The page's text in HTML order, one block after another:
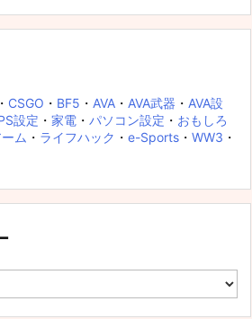
・ CSGO ・ BF5 ・ AVA ・ AVA武器 ・ AVA設
設定 ・ 家電 ・ パソコン設定 ・ おもしろ
ム ・ ライフハック ・ e-Sports ・ WW3 ・